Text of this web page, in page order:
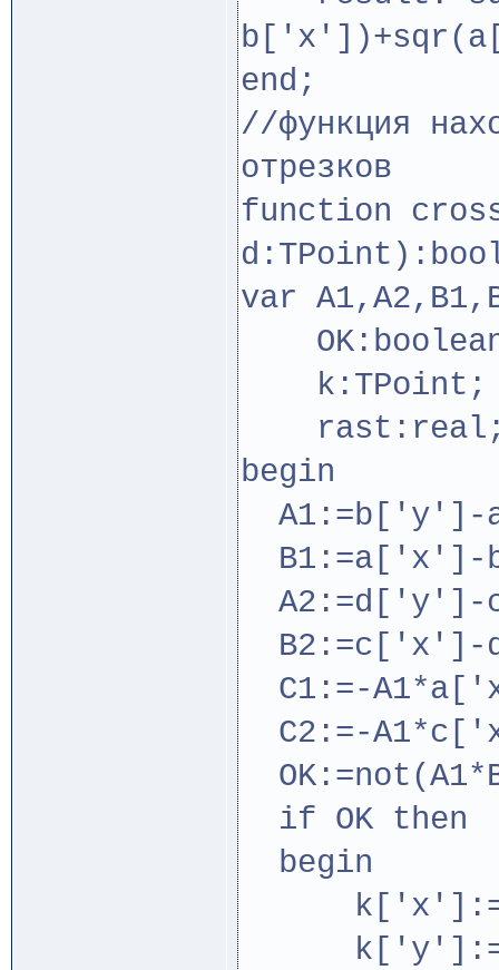
end;
//функция
отрезков
function
var
k:TPoint;
begin
C1:=-
C2:=-
if OK then
begin